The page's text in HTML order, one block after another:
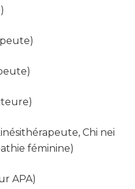
Chi nei
féminine)
APA)